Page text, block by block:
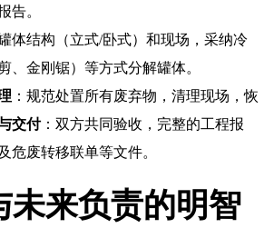
告。
体结构（立式/卧式）和现场，采纳冷
、金刚锯）等方式分解罐体。
：规范处置所有废弃物，清理现场，恢
交付：双方共同验收，完整的工程报
危废转移联单等文件。
未来负责的明智